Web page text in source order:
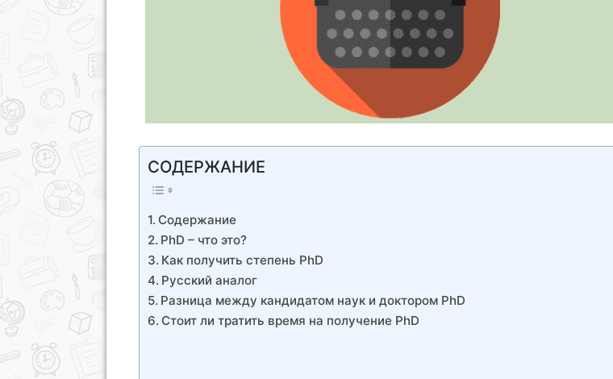
СОДЕРЖАНИЕ
Содержание
PhD – что это?
Как получить степень PhD
Русский аналог
Разница между кандидатом наук и доктором PhD
Стоит ли тратить время на получение PhD